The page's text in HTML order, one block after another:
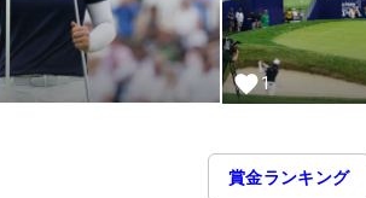
1
賞金ランキング